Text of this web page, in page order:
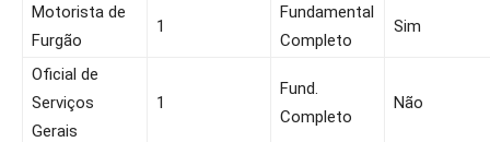
Motorista de
Furgão
1
Fundamental
Completo
Sim
Oficial de
Serviços
Gerais
1
Fund.
Completo
Não